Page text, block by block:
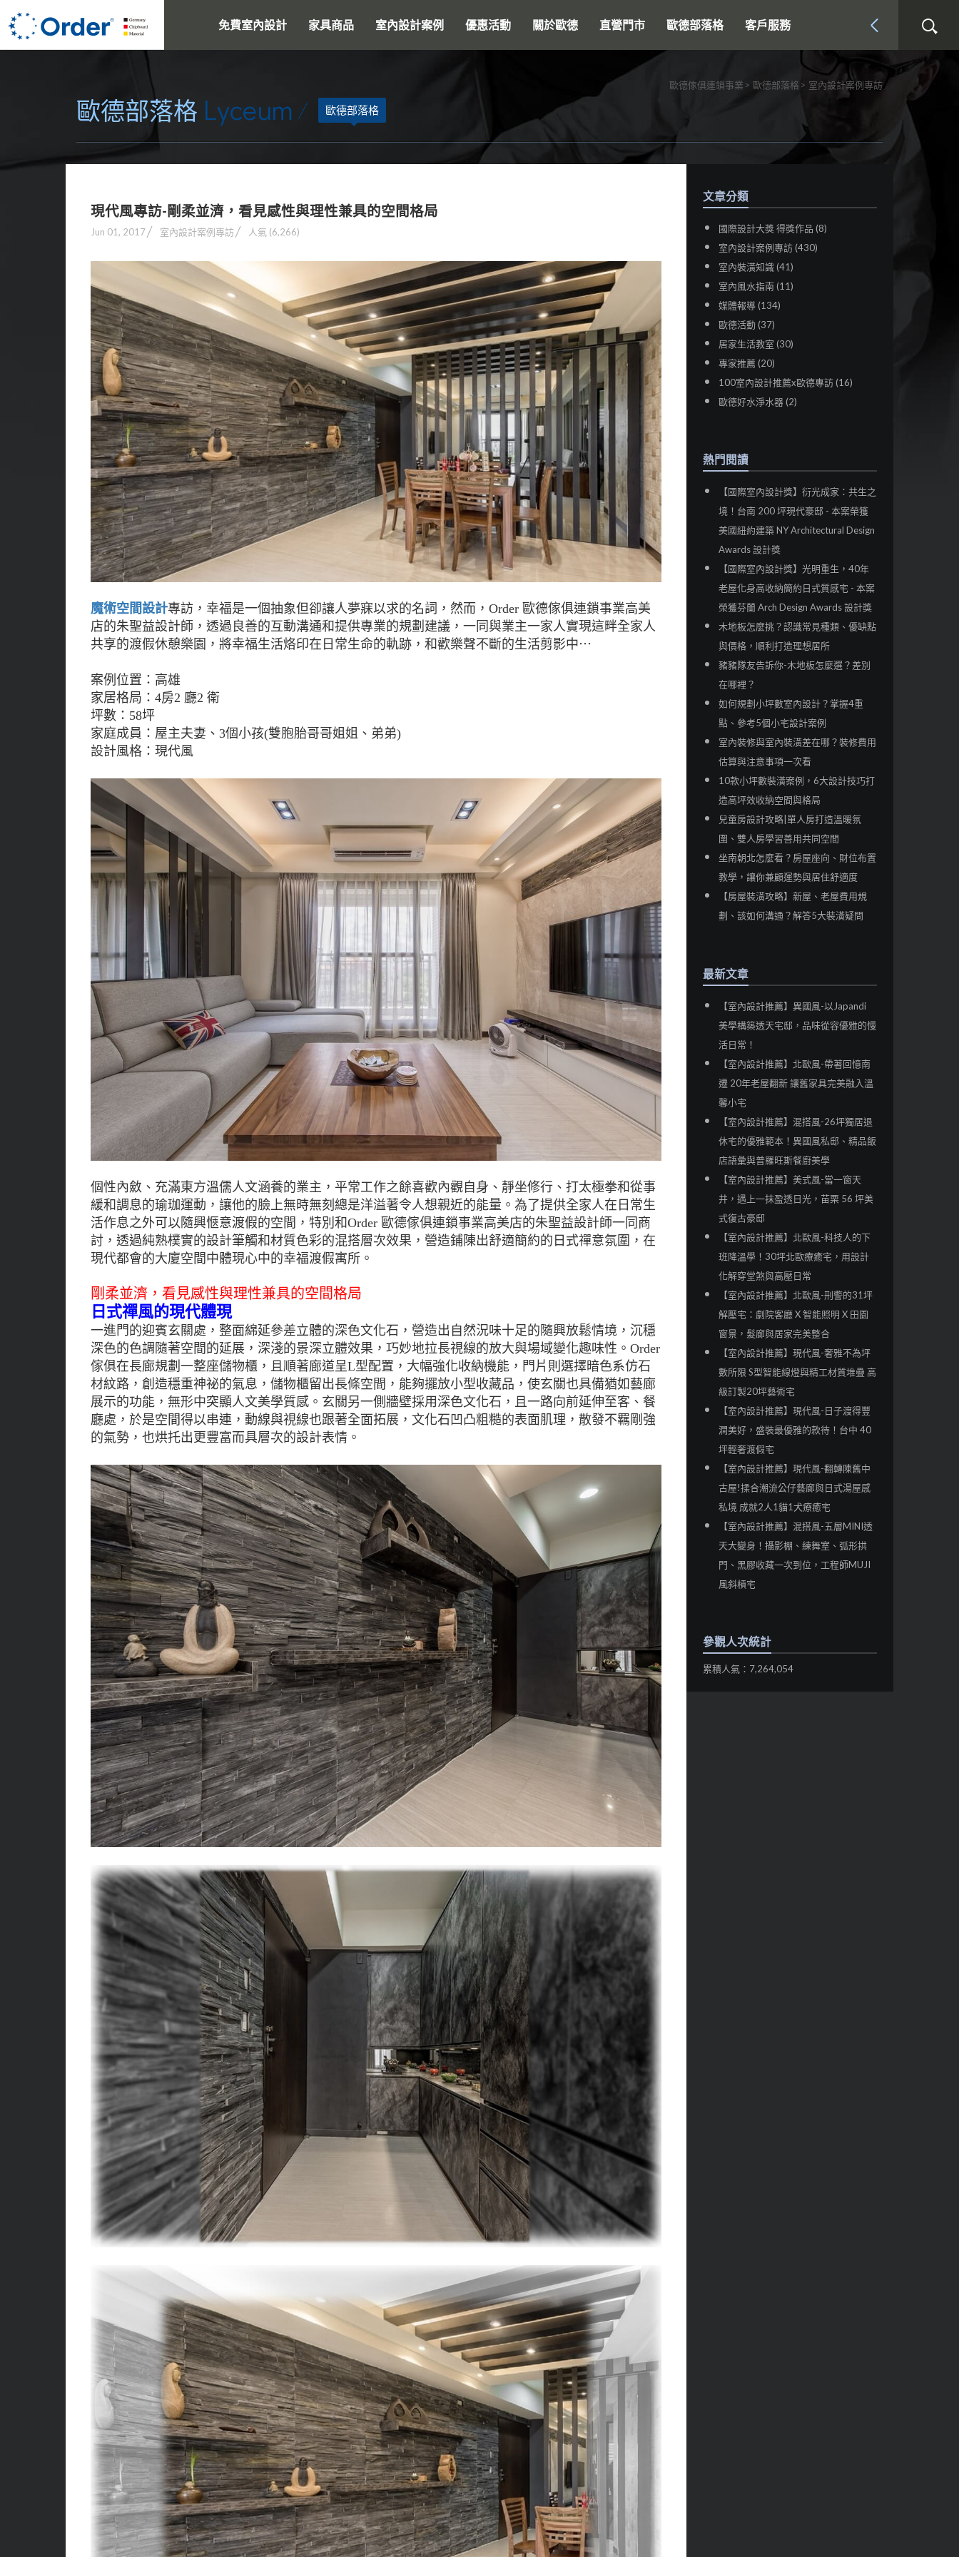
免費室內設計 家具商品 室內設計案例 優惠活動 關於歐德 直營門市 歐德部落格 客戶服務
搜尋
歐德傢俱連鎖事業 歐德部落格 室內設計案例專訪
歐德部落格 Lyceum 歐德部落格
現代風專訪-剛柔並濟，看見感性與理性兼具的空間格局
Jun 01, 2017 室內設計案例專訪 人氣 (6,266)
魔術空間設計專訪 ， 幸福是一個抽象但卻讓人夢寐以求的名詞，然而，Order 歐德傢俱連鎖事業高美
店的朱聖益設計師，透過良善的互動溝通和提供專業的規劃建議，一同與業主一家人實現這畔全家人
共享的渡假休憩樂園，將幸福生活烙印在日常生命的軌跡，和歡樂聲不斷的生活剪影中⋯
案例位置：高雄
家居格局：4房2 廳2 衛
坪數：58坪
家庭成員：屋主夫妻、3個小孩(雙胞胎哥哥姐姐、弟弟)
設計風格：現代風
個性內斂、充滿東方溫儒人文涵養的業主，平常工作之餘喜歡內觀自身、靜坐修行、打太極拳和從事
緩和調息的瑜珈運動，讓他的臉上無時無刻總是洋溢著令人想親近的能量。為了提供全家人在日常生
活作息之外可以隨興愜意渡假的空間，特別和Order 歐德傢俱連鎖事業高美店的朱聖益設計師一同商
討，透過純熟樸實的設計筆觸和材質色彩的混搭層次效果，營造鋪陳出舒適簡約的日式禪意氛圍，在
現代都會的大廈空間中體現心中的幸福渡假寓所。
剛柔並濟，看見感性與理性兼具的空間格局
日式禪風的現代體現
一進門的迎賓玄關處，整面綿延參差立體的深色文化石，營造出自然況味十足的隨興放鬆情境，沉穩
深色的色調隨著空間的延展，深淺的景深立體效果，巧妙地拉長視線的放大與場域變化趣味性。Order
傢俱在長廊規劃一整座儲物櫃，且順著廊道呈L型配置，大幅強化收納機能，門片則選擇暗色系仿石
材紋路，創造穩重神祕的氣息，儲物櫃留出長條空間，能夠擺放小型收藏品，使玄關也具備猶如藝廊
展示的功能，無形中突顯人文美學質感。玄關另一側牆壁採用深色文化石，且一路向前延伸至客、餐
廳處，於是空間得以串連，動線與視線也跟著全面拓展，文化石凹凸粗糙的表面肌理，散發不羈剛強
的氣勢，也烘托出更豐富而具層次的設計表情。
文章分類
國際設計大獎 得獎作品 (8)
室內設計案例專訪 (430)
室內裝潢知識 (41)
室內風水指南 (11)
媒體報導 (134)
歐德活動 (37)
居家生活教室 (30)
專家推薦 (20)
100室內設計推薦x歐德專訪 (16)
歐德好水淨水器 (2)
熱門閱讀
【國際室內設計獎】衍光成家：共生之
境！台南 200 坪現代豪邸 - 本案榮獲
美國紐約建築 NY Architectural Design
Awards 設計獎
【國際室內設計獎】光明重生，40年
老屋化身高收納簡約日式質感宅 - 本案
榮獲芬蘭 Arch Design Awards 設計獎
木地板怎麼挑？認識常見種類、優缺點
與價格，順利打造理想居所
豬豬隊友告訴你-木地板怎麼選？差別
在哪裡？
如何規劃小坪數室內設計？掌握4重
點、參考5個小宅設計案例
室內裝修與室內裝潢差在哪？裝修費用
估算與注意事項一次看
10款小坪數裝潢案例，6大設計技巧打
造高坪效收納空間與格局
兒童房設計攻略|單人房打造溫暖氛
圍、雙人房學習善用共同空間
坐南朝北怎麼看？房屋座向、財位布置
教學，讓你兼顧運勢與居住舒適度
【房屋裝潢攻略】新屋、老屋費用規
劃、該如何溝通？解答5大裝潢疑問
最新文章
【室內設計推薦】異國風-以Japandi
美學構築透天宅邸，品味從容優雅的慢
活日常！
【室內設計推薦】北歐風-帶著回憶南
遷 20年老屋翻新 讓舊家具完美融入溫
馨小宅
【室內設計推薦】混搭風-26坪獨居退
休宅的優雅範本！異國風私邸、精品飯
店語彙與普羅旺斯餐廚美學
【室內設計推薦】美式風-當一窗天
井，遇上一抹盈透日光，苗栗 56 坪美
式復古豪邸
【室內設計推薦】北歐風-科技人的下
班降溫學！30坪北歐療癒宅，用設計
化解穿堂煞與高壓日常
【室內設計推薦】北歐風-刑警的31坪
解壓宅：劇院客廳 X 智能照明 X 田園
窗景，髮廊與居家完美整合
【室內設計推薦】現代風-奢雅不為坪
數所限 S型智能線燈與精工材質堆疊 高
級訂製20坪藝術宅
【室內設計推薦】現代風-日子渡得豐
潤美好，盛裝最優雅的款待！台中 40
坪輕奢渡假宅
【室內設計推薦】現代風-翻轉陳舊中
古屋!揉合潮流公仔藝廊與日式湯屋感
私境 成就2人1貓1犬療癒宅
【室內設計推薦】混搭風-五層MINI透
天大變身！攝影棚、練舞室、弧形拱
門、黑膠收藏一次到位，工程師MUJI
風斜槓宅
參觀人次統計
累積人氣：7,264,054